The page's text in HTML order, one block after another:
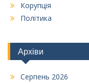
Корупція
Політика
Архіви
Серпень 2026